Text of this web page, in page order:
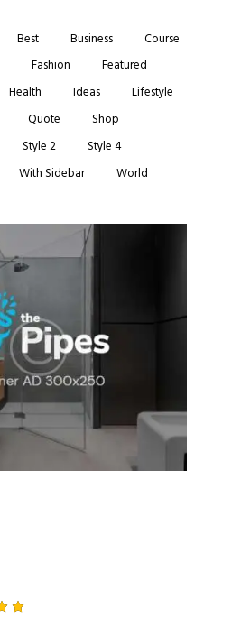
Best Business
Course
Fashion
Featured
Health Ideas
Lifestyle
Quote
Shop
Style 2
Style 4
With Sidebar World